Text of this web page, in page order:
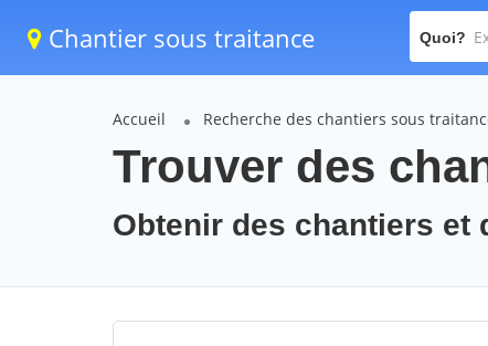
Chantier sous traitance Quoi?
Accueil Recherche des chantiers sous
Trouver des
Obtenir des chantiers et